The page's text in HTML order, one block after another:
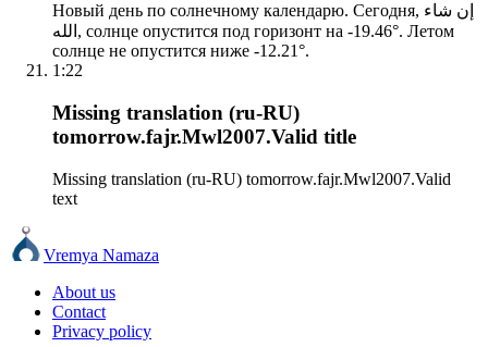
Новый день по солнечному календарю. Сегодня, إن شاء
الله, солнце опустится под горизонт на -19.46°. Летом
солнце не опустится ниже -12.21°.
1:22
Missing translation (ru-RU)
tomorrow.fajr.Mwl2007.Valid title
Missing translation (ru-RU) tomorrow.fajr.Mwl2007.Valid
text
Vremya Namaza
About us
Contact
Privacy policy